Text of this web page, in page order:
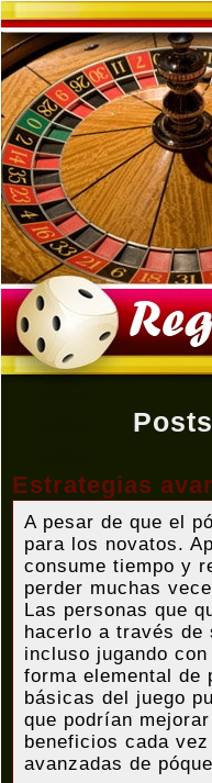
Estrategias
A pesar de que el
para los novatos.
consume tiempo y
perder muchas
Las personas que
hacerlo a través de
incluso jugando
forma elemental de
básicas del juego
que podrían
beneficios cada
avanzadas de